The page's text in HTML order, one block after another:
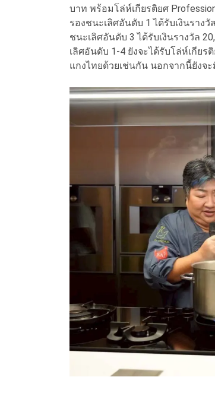
บาท พร้อมโล่ห์เกียรติยศ
รองชนะเลิศอันดับ 1 ได้รับเงินราง
ชนะเลิศอันดับ 3 ได้รับเงินรางวัล
เลิศอันดับ 1-4 ยังจะได้รับโล่ห์เกีย
แกงไทยด้วยเช่นกัน นอกจากนี้ยังจ